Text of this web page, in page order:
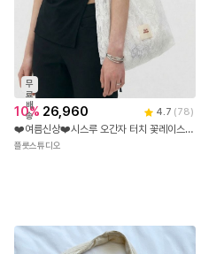
무
료
배
송
10% 26,960 4.7 (78)
❤️여름신상❤️시스루 오간자 터치 꽃레이스 에코백 숄더백
플룻스튜디오